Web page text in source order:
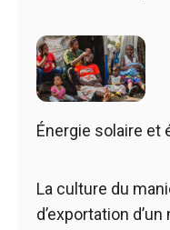
Énergie solaire et
La culture du
d’exportation